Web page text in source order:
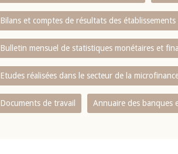
Bilans et comptes de résultats des établissements
Bulletin mensuel de statistiques monétaires et
Etudes réalisées dans le secteur de la
Documents de travail Annuaire des banques